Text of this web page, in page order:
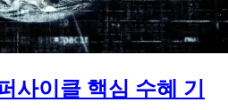
사이클 핵심 수혜 기